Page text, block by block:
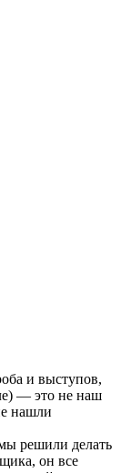
и выступов,
— это не наш
нашли
решили делать
он все